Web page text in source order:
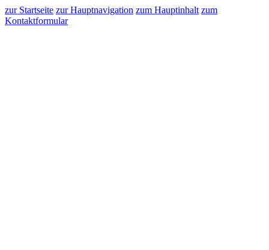
zur Startseite zur Hauptnavigation zum Hauptinhalt zum
Kontaktformular